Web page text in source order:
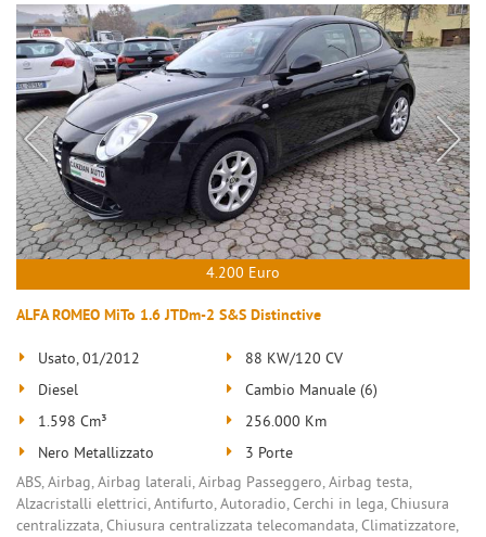
4.200 Euro
ALFA ROMEO MiTo 1.6 JTDm-2 S&S Distinctive
Usato, 01/2012
88 KW/120 CV
Diesel
Cambio Manuale (6)
1.598 Cm³
256.000 Km
Nero Metallizzato
3 Porte
ABS, Airbag, Airbag laterali, Airbag Passeggero, Airbag testa,
Alzacristalli elettrici, Antifurto, Autoradio, Cerchi in lega, Chiusura
centralizzata, Chiusura centralizzata telecomandata, Climatizzatore,